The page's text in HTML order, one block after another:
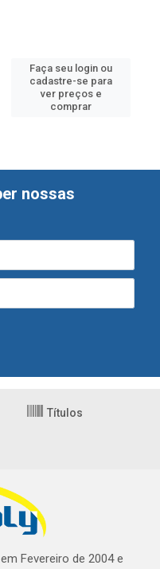
Faça seu login ou
cadastre-se para
ver preços e
comprar
nossas
Títulos
Fevereiro de 2004 e